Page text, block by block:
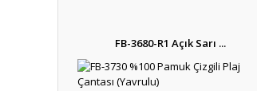
FB-3680-R1 Açık Sarı ...